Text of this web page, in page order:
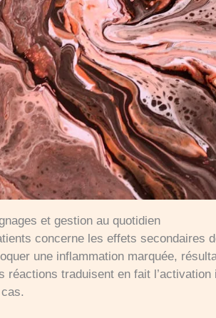
et gestion au quotidien
concerne les effets secondaires
une inflammation marquée,
traduisent en fait